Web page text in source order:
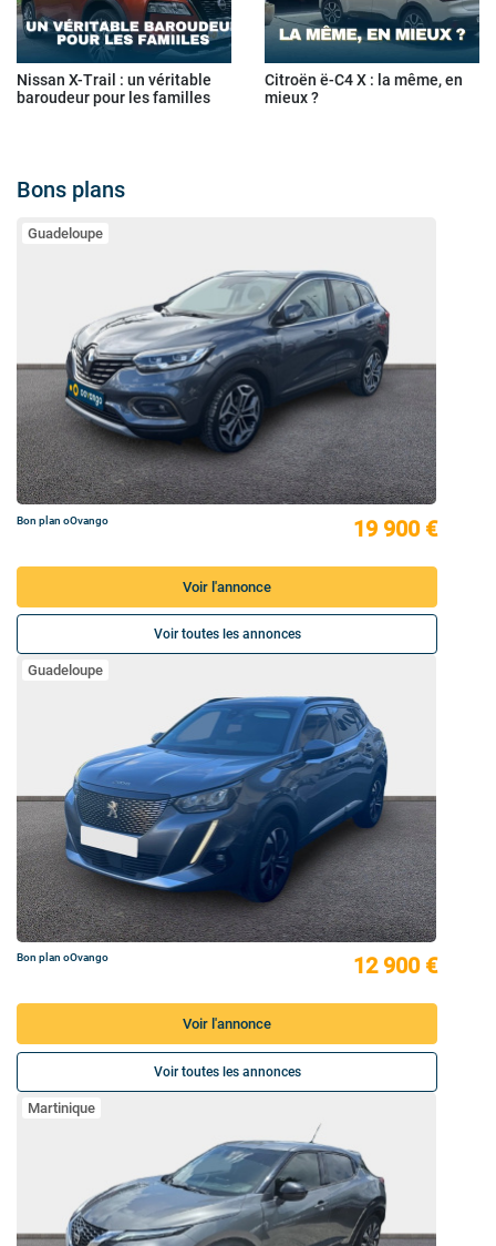
Nissan X-Trail : un véritable
baroudeur pour les familles
Citroën ë-C4 X : la même, en
mieux ?
Bons plans
Guadeloupe
Bon plan oOvango 19 900 €
Voir l'annonce
Voir toutes les annonces
Guadeloupe
Bon plan oOvango 12 900 €
Voir l'annonce
Voir toutes les annonces
Martinique